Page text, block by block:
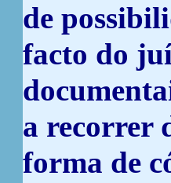
de
facto do
a recorrer
forma de